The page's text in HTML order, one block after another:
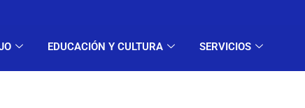
EDUCACIÓN Y CULTURA SERVICIOS
AREAS DE TRABAJO EDUCACIÓN Y